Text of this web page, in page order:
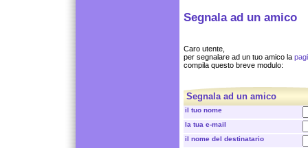
Segnala ad un amico
Caro utente,
per segnalare ad un tuo amico la
compila questo breve modulo:
Segnala ad un amico
il tuo nome
la tua e-mail
il nome del destinatario